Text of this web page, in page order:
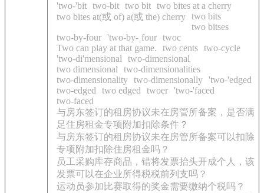
'two-'bit two-bit two bit two bites at a cherry
two bites at(或 of) a(或 the) cherry two bits
two bitses
two-by-four 'two-by-ˌfour twoc
Two can play at that game.
two cents two-cycle
'two-di'mensional
two-dimensional
two dimensional
two-dimensionalities
two-dimensionality two-dimensionally 'two-'edged
two-edged
two edged twoer 'two-'faced
two-faced
与房东签订的租房协议未在房管所备案，是否满
足住房租金专项附加扣除条件？
与房东签订的租房协议未在房管所备案可以扣除
专项附加扣除住房租金吗？
员工采购库存商品，错将发票抬头开成个人，该
发票可以在企业所得税税前列支吗？
运动员参加比赛取得的奖金需要缴纳个税吗？